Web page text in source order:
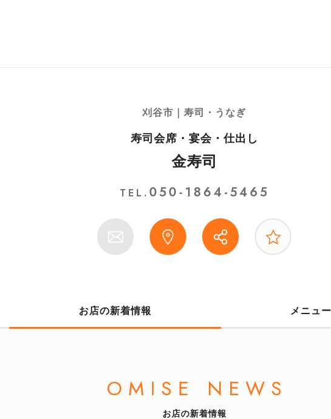
刈谷市｜寿司・うなぎ
寿司会席・宴会・仕出し
金寿司
TEL. 050-1864-5465
お店の新着情報 メニュ
OMISE NEWS
お店の新着情報